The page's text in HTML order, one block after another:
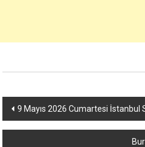
Yazı
dolaşımı
9 Mayıs 2026 Cumartesi İstanbul